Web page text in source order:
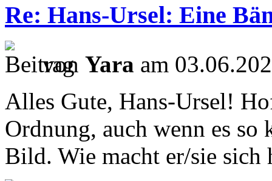
Re: Hans-Ursel: Eine
von Yara am
Alles Gute, Hans-Ursel!
Ordnung, auch wenn es so
Bild. Wie macht er/sie sich